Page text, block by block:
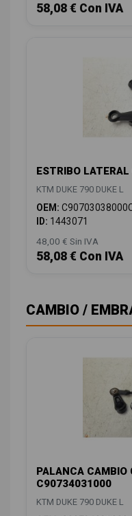
58,08 € Con IVA
ESTRIBO
KTM DUKE 790 DUKE L
OEM:
ID: 1443071
48,00 € Sin IVA
58,08 € Con IVA
CAMBIO /
PALANCA
C90734031000
KTM DUKE 790 DUKE L